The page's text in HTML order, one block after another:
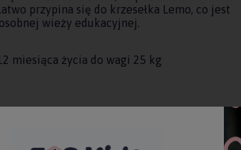
przypina się do krzesełka Lemo, co jest
wieży edukacyjnej.
miesiąca życia do wagi 25 kg